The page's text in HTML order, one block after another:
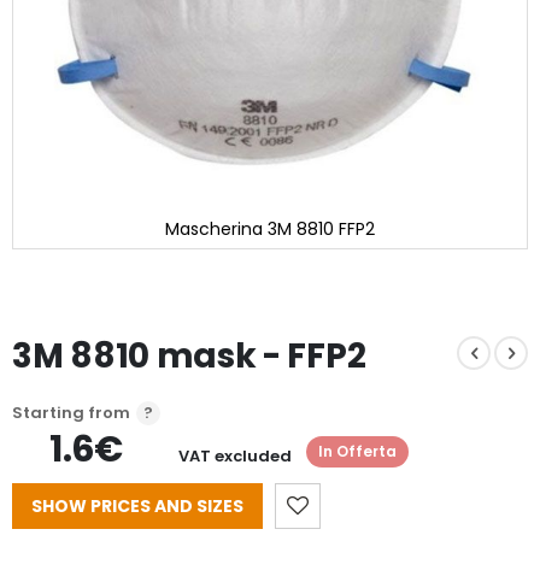
Mascherina 3M 8810 FFP2
of
the
gallery
3M 8810 mask - FFP2
Starting from
1.6€ VAT excluded In Offerta
SHOW PRICES AND SIZES